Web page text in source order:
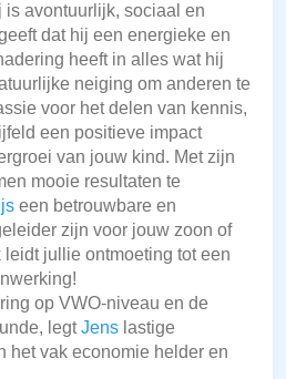
is avontuurlijk, sociaal en
dat hij een energieke en
heeft in alles wat hij
neiging om anderen te
voor het delen van kennis,
een positieve impact
van jouw kind. Met zijn
mooie resultaten te
een betrouwbare en
zijn voor jouw zoon of
jullie ontmoeting tot een
op VWO-niveau en de
legtJens lastige
het vak economie helder en